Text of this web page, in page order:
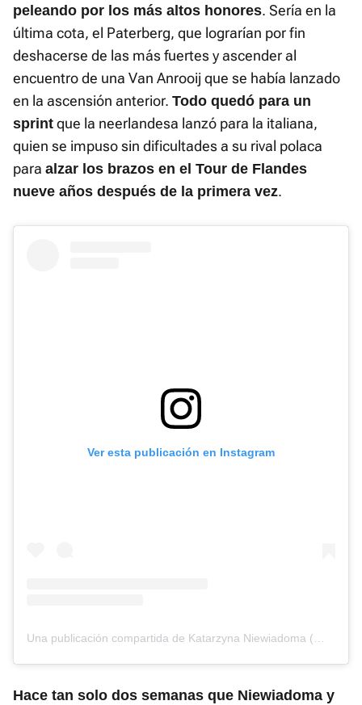
peleando por los más altos honores. Sería en la
última cota, el Paterberg, que lograrían por fin
deshacerse de las más fuertes y ascender al
encuentro de una Van Anrooij que se había lanzado
en la ascensión anterior. Todo quedó para un
sprint que la neerlandesa lanzó para la italiana,
quien se impuso sin dificultades a su rival polaca
para alzar los brazos en el Tour de Flandes
nueve años después de la primera vez.
Ver esta publicación en Instagram
Una publicación compartida de Katarzyna Niewiadoma (@kasianiewiadoma94)
Hace tan solo dos semanas que Niewiadoma y